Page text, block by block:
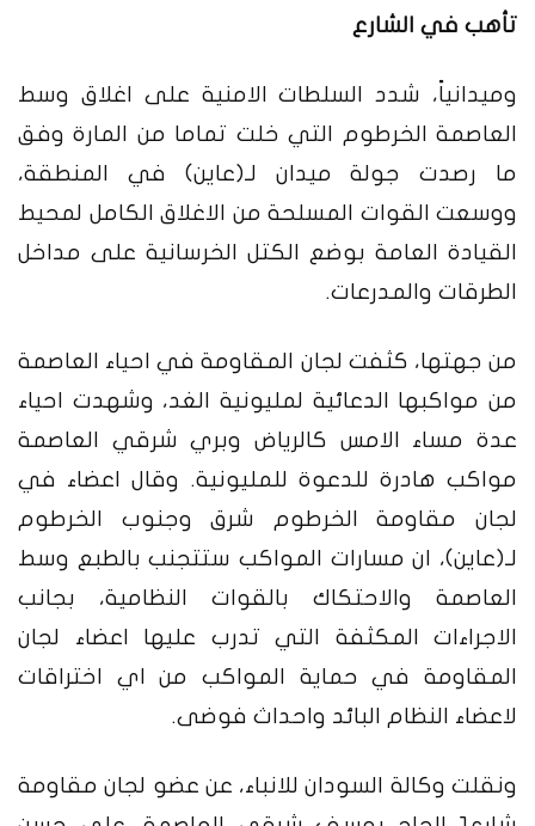
تأهب في الشارع
وميدانياً، شدد السلطات الامنية على اغلاق وسط
العاصمة الخرطوم التي خلت تماما من المارة وفق
ما رصدت جولة ميدان لـ(عاين) في المنطقة،
ووسعت القوات المسلحة من الاغلاق الكامل لمحيط
القيادة العامة بوضع الكتل الخرسانية على مداخل
الطرقات والمدرعات.
من جهتها، كثفت لجان المقاومة في احياء العاصمة
من مواكبها الدعائية لمليونية الغد، وشهدت احياء
عدة مساء الامس كالرياض وبري شرقي العاصمة
مواكب هادرة للدعوة للمليونية. وقال اعضاء في
لجان مقاومة الخرطوم شرق وجنوب الخرطوم
لـ(عاين)، ان مسارات المواكب ستتجنب بالطبع وسط
العاصمة والاحتكاك بالقوات النظامية، بجانب
الاجراءات المكثفة التي تدرب عليها اعضاء لجان
المقاومة في حماية المواكب من اي اختراقات
لاعضاء النظام البائد واحداث فوضى.
ونقلت وكالة السودان للانباء، عن عضو لجان مقاومة